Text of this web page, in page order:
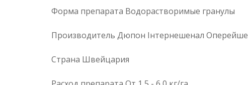
Форма препарата Водорастворимые гранулы
Производитель Дюпон Інтернешенал
Страна Швейцария